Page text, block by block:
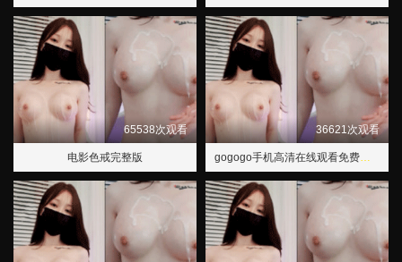
65538次观看
电影色戒完整版
36621次观看
gogogo手机高清在线观看免费完整国语版日韩剧